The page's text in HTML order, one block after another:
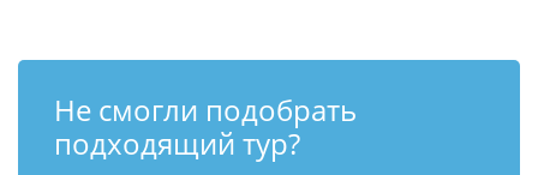
Не смогли подобрать
подходящий тур?